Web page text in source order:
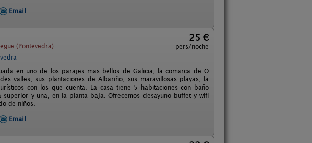
Email
(Pontevedra)
25 €
pers/noche
en uno de los parajes mas bellos de Galicia, la comarca de O
valles, sus plantaciones de Albariño, sus maravillosas playas, la
con los que cuenta. La casa tiene 5 habitaciones con baño
y una, en la planta baja. Ofrecemos desayuno buffet y wifi
de niños.
Email